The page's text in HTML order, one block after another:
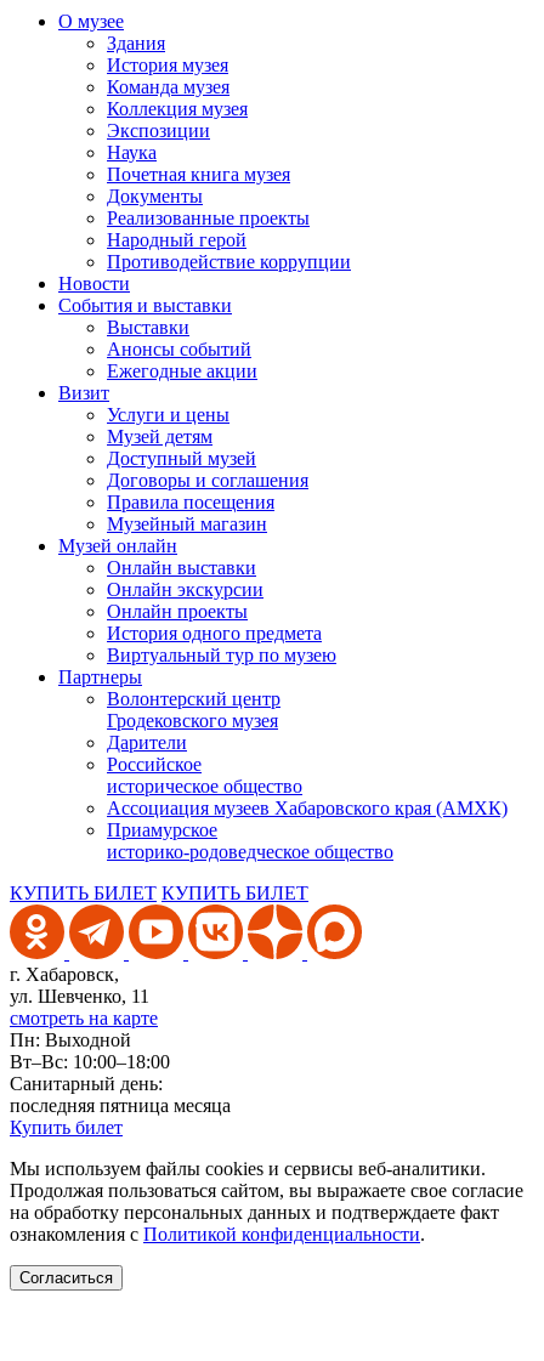
О музее
Здания
История музея
Команда музея
Коллекция музея
Экспозиции
Наука
Почетная книга музея
Документы
Реализованные проекты
Народный герой
Противодействие коррупции
Новости
События и выставки
Выставки
Анонсы событий
Ежегодные акции
Визит
Услуги и цены
Музей детям
Доступный музей
Договоры и соглашения
Правила посещения
Музейный магазин
Музей онлайн
Онлайн выставки
Онлайн экскурсии
Онлайн проекты
История одного предмета
Виртуальный тур по музею
Партнеры
Волонтерский центр
Гродековского музея
Дарители
Российское
историческое общество
Ассоциация музеев Хабаровского края (АМХК)
Приамурское
историко-родоведческое общество
КУПИТЬ БИЛЕТ КУПИТЬ БИЛЕТ
г. Хабаровск,
ул. Шевченко, 11
смотреть на карте
Пн: Выходной
Вт–Вс: 10:00–18:00
Санитарный день:
последняя пятница месяца
Купить билет
Мы используем файлы cookies и сервисы веб-аналитики.
Продолжая пользоваться сайтом, вы выражаете свое согласие
на обработку персональных данных и подтверждаете факт
ознакомления с Политикой конфиденциальности.
Согласиться